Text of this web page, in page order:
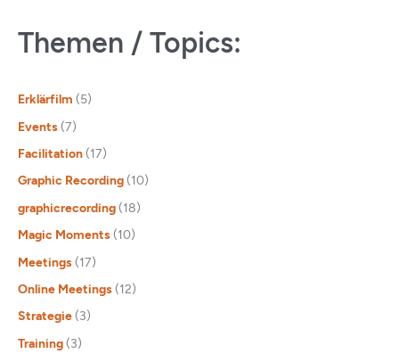
Themen / Topics:
Erklärfilm (5)
Events (7)
Facilitation (17)
Graphic Recording (10)
graphicrecording (18)
Magic Moments (10)
Meetings (17)
Online Meetings (12)
Strategie (3)
Training (3)